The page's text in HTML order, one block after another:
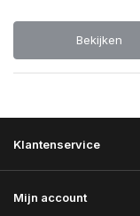
Bekijken
Klantenservice
Mijn account